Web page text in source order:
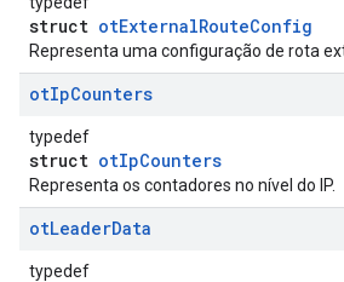
struct otExternalRouteConfig
Representa uma configuração de rota
otIpCounters
typedef
struct otIpCounters
Representa os contadores no nível do IP.
otLeaderData
typedef